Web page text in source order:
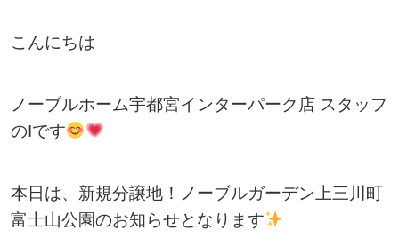
こんにちは
ノーブルホーム宇都宮インターパーク店 スタッフ
のIです
本日は、新規分譲地！ノーブルガーデン上三川町
富士山公園のお知らせとなります